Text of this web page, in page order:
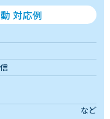
対応例
など